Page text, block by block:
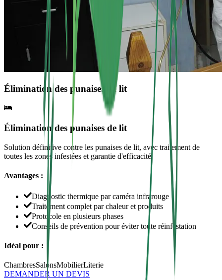
Élimination des punaises de lit
Élimination des punaises de lit
Solution définitive contre les punaises de lit, avec traitement de
toutes les zones infestées et garantie d'efficacité.
Avantages :
Diagnostic thermique par caméra infrarouge
Traitement complet par chaleur et produits
Protocole en plusieurs phases
Conseils de prévention pour éviter toute réinfestation
Idéal pour :
ChambresSalonsMobilierLiterie
DEMANDER UN DEVIS